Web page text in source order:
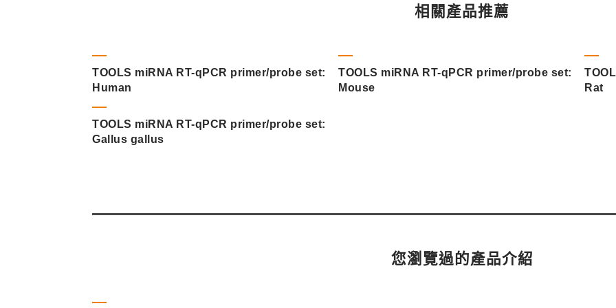
相關產品推薦
TOOLS miRNA RT-qPCR primer/probe set:
Human
TOOLS miRNA RT-qPCR primer/probe set:
Mouse
Rat
TOOLS miRNA RT-qPCR primer/probe set:
Gallus gallus
您瀏覽過的產品介紹